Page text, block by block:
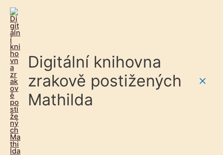
Digitální knihovna
zrakově postižených
Mathilda